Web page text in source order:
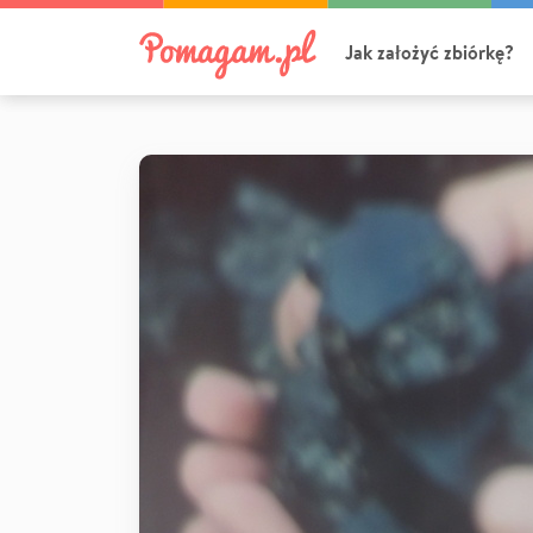
Jak założyć zbiórkę?